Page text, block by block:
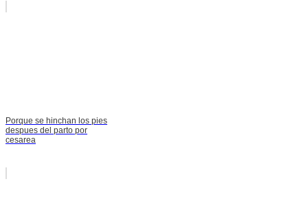
Porque se hinchan los pies
despues del parto por
cesarea